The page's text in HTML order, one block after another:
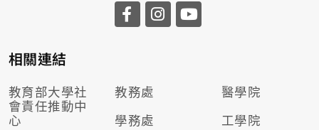
相關連結
教育部大學社
會責任推動中
心
教務處
學務處
醫學院
工學院